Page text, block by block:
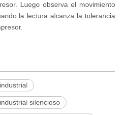
Luego observa el movimiento
la lectura alcanza la tolerancia
silencioso